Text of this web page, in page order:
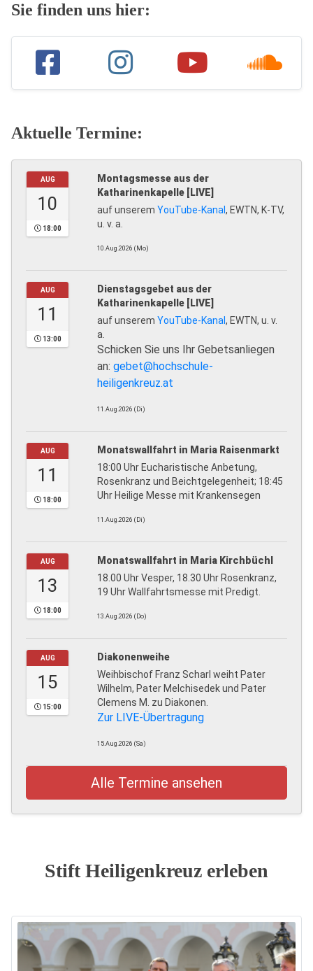
Sie finden uns hier:
Aktuelle Termine:
AUG
10
18:00
Montagsmesse aus der
Katharinenkapelle [LIVE]
auf unserem YouTube-Kanal, EWTN, K-TV,
u. v. a.
10.Aug.2026 (Mo)
AUG
11
13:00
Dienstagsgebet aus der
Katharinenkapelle [LIVE]
auf unserem YouTube-Kanal, EWTN, u. v.
a.
Schicken Sie uns Ihr Gebetsanliegen
an: gebet@hochschule-
heiligenkreuz.at
11.Aug.2026 (Di)
AUG
11
18:00
Monatswallfahrt in Maria Raisenmarkt
18:00 Uhr Eucharistische Anbetung,
Rosenkranz und Beichtgelegenheit; 18:45
Uhr Heilige Messe mit Krankensegen
11.Aug.2026 (Di)
AUG
13
18:00
Monatswallfahrt in Maria Kirchbüchl
18.00 Uhr Vesper, 18.30 Uhr Rosenkranz,
19 Uhr Wallfahrtsmesse mit Predigt.
13.Aug.2026 (Do)
AUG
15
15:00
Diakonenweihe
Weihbischof Franz Scharl weiht Pater
Wilhelm, Pater Melchisedek und Pater
Clemens M. zu Diakonen.
Zur LIVE-Übertragung
15.Aug.2026 (Sa)
Alle Termine ansehen
Stift Heiligenkreuz erleben